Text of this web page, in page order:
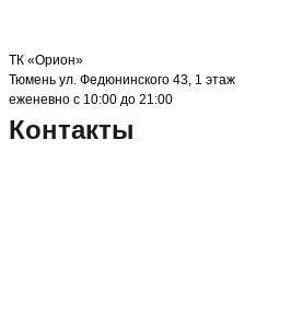
ТК «Орион»
Тюмень ул. Федюнинского 43, 1 этаж
еженевно с 10:00 до 21:00
Контакты